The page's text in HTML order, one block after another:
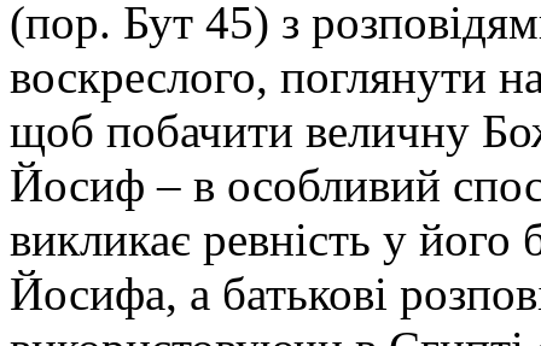
(пор. Бут 45) з
воскреслого, поглянути
щоб побачити величну
Йосиф – в особливий
викликає ревність у його
Йосифа, а батькові